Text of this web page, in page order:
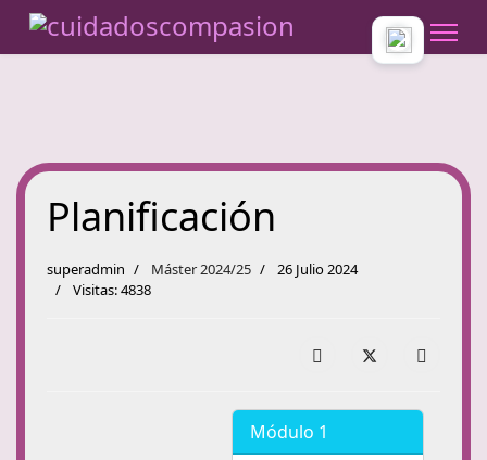
Planificación
superadmin Máster 2024/25
26 Julio 2024
Visitas: 4838
Módulo 1